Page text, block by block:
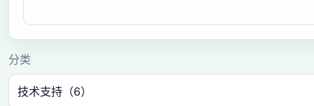
分类
技术支持（6）